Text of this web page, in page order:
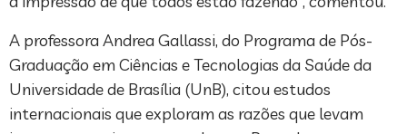
A professora Andrea Gallassi, do Programa de Pós-
Graduação em Ciências e Tecnologias da Saúde da
Universidade de Brasília (UnB), citou estudos
internacionais que exploram as razões que levam